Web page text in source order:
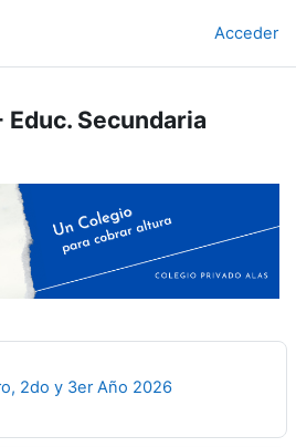
Acceder
Secundaria
2do y 3er Año 2026Archivo